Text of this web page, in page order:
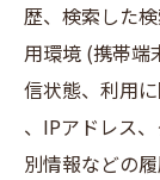
歴、検索した
用環境 (携帯端
信状態、利用
、IPアドレス
別情報などの